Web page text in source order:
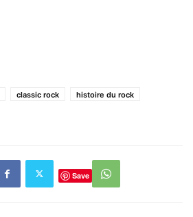
classic rock
histoire du rock
Save